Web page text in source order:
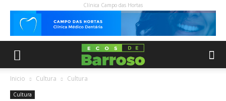
Clínica Campo das Hortas
Inicio Cultura Cultura
Cultura